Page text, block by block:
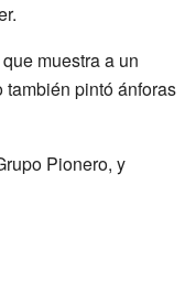
muestra a un
pintó ánforas
Pionero, y